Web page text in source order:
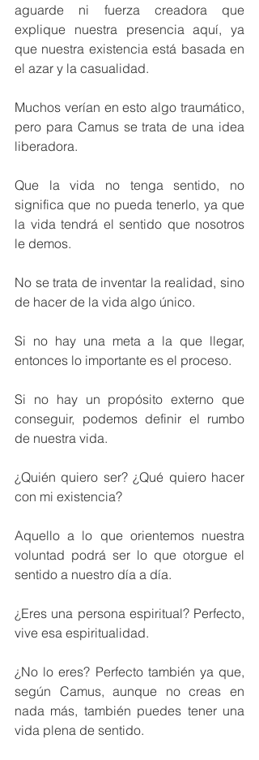
aguarde ni fuerza creadora que
explique nuestra presencia aquí, ya
que nuestra existencia está basada en
el azar y la casualidad.
Muchos verían en esto algo traumático,
pero para Camus se trata de una idea
liberadora.
Que la vida no tenga sentido, no
significa que no pueda tenerlo, ya que
la vida tendrá el sentido que nosotros
le demos.
No se trata de inventar la realidad, sino
de hacer de la vida algo único.
Si no hay una meta a la que llegar,
entonces lo importante es el proceso.
Si no hay un propósito externo que
conseguir, podemos definir el rumbo
de nuestra vida.
¿Quién quiero ser? ¿Qué quiero hacer
con mi existencia?
Aquello a lo que orientemos nuestra
voluntad podrá ser lo que otorgue el
sentido a nuestro día a día.
¿Eres una persona espiritual? Perfecto,
vive esa espiritualidad.
¿No lo eres? Perfecto también ya que,
según Camus, aunque no creas en
nada más, también puedes tener una
vida plena de sentido.